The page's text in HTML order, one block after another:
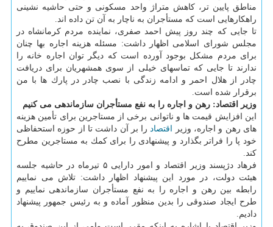
مناطق پایین تر، كاهش متراژ واحد مسكونی و حتی حاشیه نشینی
راهكارهایی است كه مستأجران به ناچار به آن تن داده اند.
تا جایی كه چند روز پیش احمد صفری، نماینده مردم كرمانشاه در
مجلس شورای اسلامی اظهار داشت: مسئله هزینه اجاره بها چنان
برای مردم مشكل بوجود آورده است كه دیگر توان اجاره خانه را
ندارند تا جایی كه تماسهای خیلی از سوی همشهریان برای دریافت
چادر از هلال احمر و ادامه زندگی با نصب چادر در پارك ها با من
برقرار شده است.
وزیر اقتصاد: رهن و اجاره را به نفع مستأجران سازماندهی می كنیم
این افزایش قیمت ها و ناتوانی برخی از مستاجرین برای تأمین هزینه
های رهن و اجاره، وزیر اقتصاد را بر آن داشت تا از حوزه استحفاظی
خود پا را فراتر بگذارد و پیشنهادی را برای كمك به مستاجرین مطرح
كند.
فرهاد دژپسند وزیر اقتصاد و امور دارایی ۵ تیرماه در حاشیه جلسه
هیئت دولت، در مورد این پیشنهاد اظهار داشت: تلاش می نماییم
رابطه بین رهن و اجاره را به نفع مستأجران سازماندهی نماییم و
طرح ایجاد صندوقی را بدین منظور آماده و به رئیس جمهور پیشنهاد
دادیم.